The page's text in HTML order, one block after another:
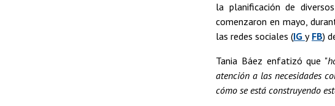
la planificación de
comenzaron en mayo,
las redes sociales (IG y FB)
Tania Báez enfatizó que "
atención a las necesidades
cómo se está construyendo